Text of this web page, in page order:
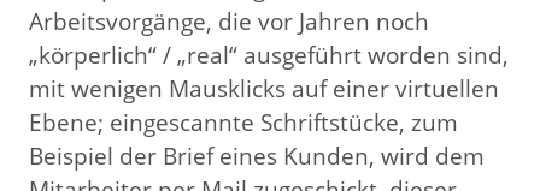
Arbeitsvorgänge, die vor Jahren noch
„körperlich“ / „real“ ausgeführt worden sind,
mit wenigen Mausklicks auf einer virtuellen
Ebene; eingescannte Schriftstücke, zum
Beispiel der Brief eines Kunden, wird dem